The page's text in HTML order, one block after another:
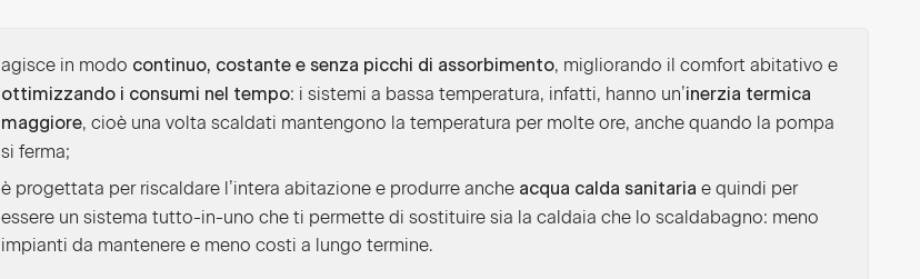
agisce in modo continuo, costante e senza picchi di assorbimento, migliorando il comfort abitativo e
ottimizzando i consumi nel tempo: i sistemi a bassa temperatura, infatti, hanno un’inerzia termica
maggiore, cioè una volta scaldati mantengono la temperatura per molte ore, anche quando la pompa
si ferma;
è progettata per riscaldare l’intera abitazione e produrre anche acqua calda sanitaria e quindi per
essere un sistema tutto-in-uno che ti permette di sostituire sia la caldaia che lo scaldabagno: meno
impianti da mantenere e meno costi a lungo termine.